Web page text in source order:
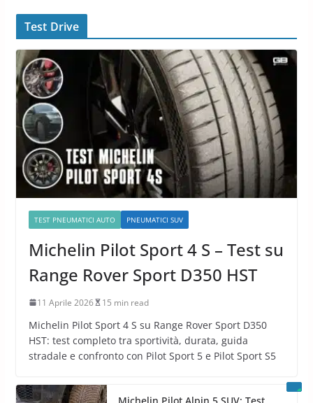
Test Drive
TEST PNEUMATICI AUTO PNEUMATICI SUV
Michelin Pilot Sport 4 S – Test su
Range Rover Sport D350 HST
11 Aprile 2026 15 min read
Michelin Pilot Sport 4 S su Range Rover Sport D350
HST: test completo tra sportività, durata, guida
stradale e confronto con Pilot Sport 5 e Pilot Sport S5